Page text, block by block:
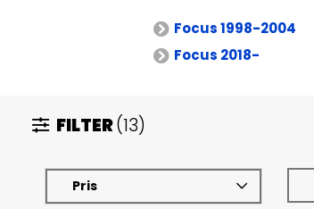
Focus 1998-2004
Focus 2018-
FILTER(13)
Pris